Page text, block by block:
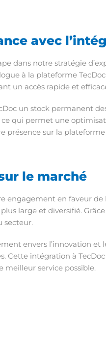
avec
dans notre stratégie
à la plateforme
un accès rapide et
un stock permanent
qui permet une
présence sur la
le marché
engagement en faveur
large et diversifié.
secteur.
envers l’innovation
Cette intégration à
meilleur service possible.